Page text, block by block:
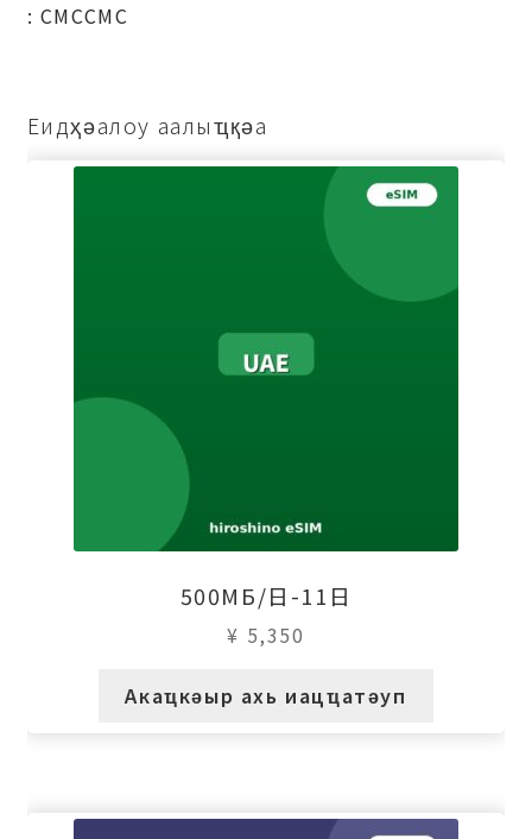
: СМССМС
Еидҳәалоу аалыҵқәа
500МБ/日-11日
¥ 5,350
Акаҵкәыр ахь иацҵатәуп